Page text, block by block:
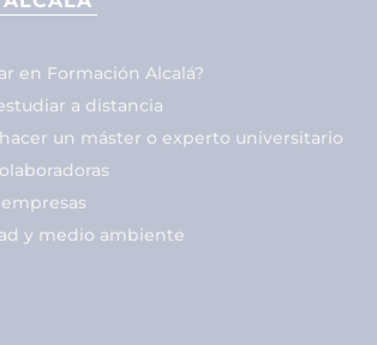
en Formación Alcalá?
a distancia
un máster o experto universitario
y medio ambiente